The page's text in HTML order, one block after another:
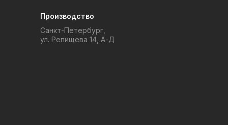
Производство
Санкт-Петербург,
ул. Репищева 14, А-Д